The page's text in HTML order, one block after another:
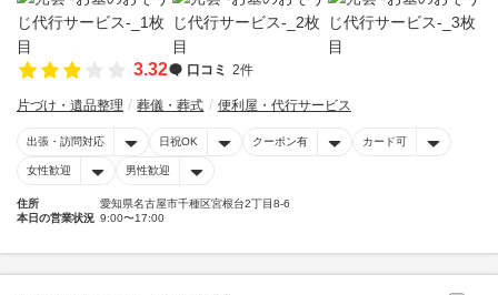
3.32 口コミ 2件
片づけ・遺品整理 葬儀・葬式 便利屋・代行サービス
出張・訪問対応 日祝OK クーポン有 カード可
女性歓迎 男性歓迎
住所
愛知県名古屋市千種区宮根台2丁目8-6
本日の営業状況 9:00〜17:00